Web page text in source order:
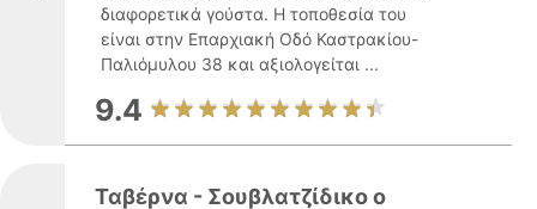
διαφορετικά γούστα. Η τοποθεσία του
είναι στην Επαρχιακή Οδό Καστρακίου-
Παλιόμυλου 38 και αξιολογείται ...
9.4
Ταβέρνα - Σουβλατζίδικο ο